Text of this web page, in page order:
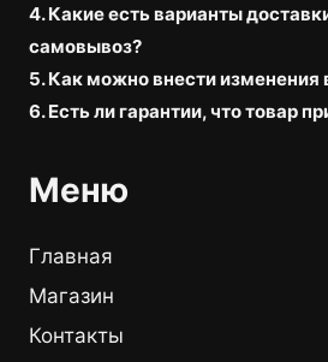
4. Какие есть варианты
самовывоз?
5. Как можно внести изменения
6. Есть ли гарантии, что товар
Меню
Главная
Магазин
Контакты